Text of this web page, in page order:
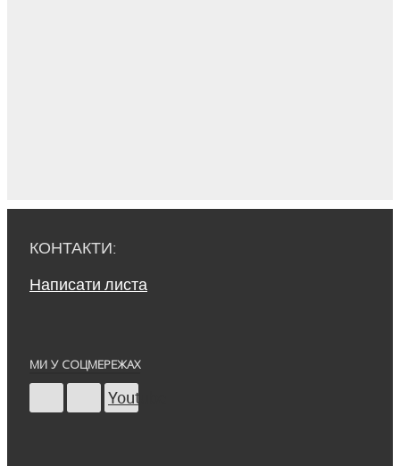
КОНТАКТИ:
Написати листа
МИ У СОЦМЕРЕЖАХ
Youtube